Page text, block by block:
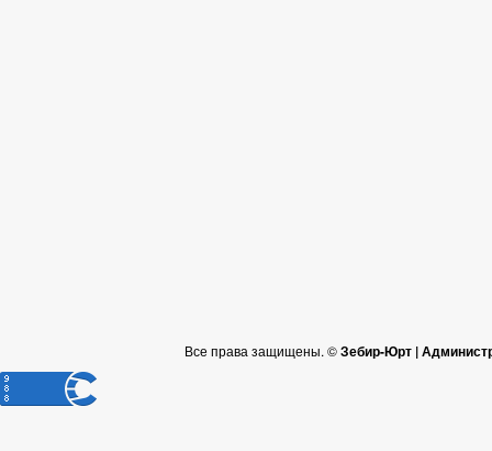
Все права защищены. ©Зебир-Юрт |